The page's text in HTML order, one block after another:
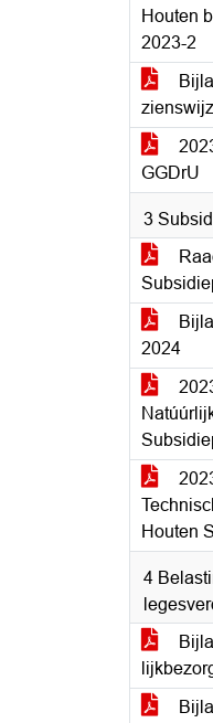
Houten
2023-2
GGDrU
3
2024
Houten
4